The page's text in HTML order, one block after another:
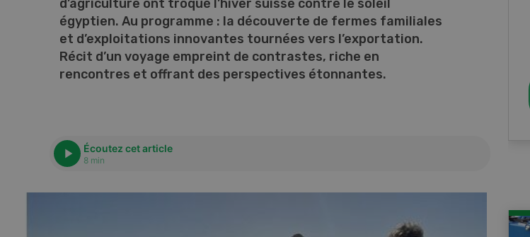
d’agriculture ont troqué l’hiver suisse contre le soleil
égyptien. Au programme : la découverte de fermes familiales
et d’exploitations innovantes tournées vers l’exportation.
Récit d’un voyage empreint de contrastes, riche en
rencontres et offrant des perspectives étonnantes.
Écoutez cet article
8 min